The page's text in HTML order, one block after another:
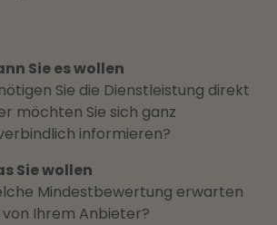
Sie es wollen
Sie die Dienstleistung direkt
möchten Sie sich ganz
informieren?
Sie wollen
Mindestbewertung erwarten
von Ihrem Anbieter?